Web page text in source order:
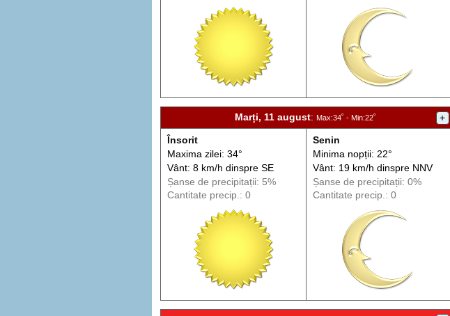
Marți, 11 august: Max:34˚ - Min:22˚ +
Însorit
Maxima zilei: 34°
Vânt: 8 km/h dinspreSE
Șanse de precipitații: 5%
Cantitate precip.: 0
Senin
Minima nopții: 22°
Vânt: 19 km/h dinspreNNV
Șanse de precipitații: 0%
Cantitate precip.: 0